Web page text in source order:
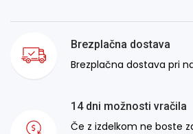
Brezplačna dostava
Brezplačna dostava pri
14 dni možnosti vračila
Če z izdelkom ne boste